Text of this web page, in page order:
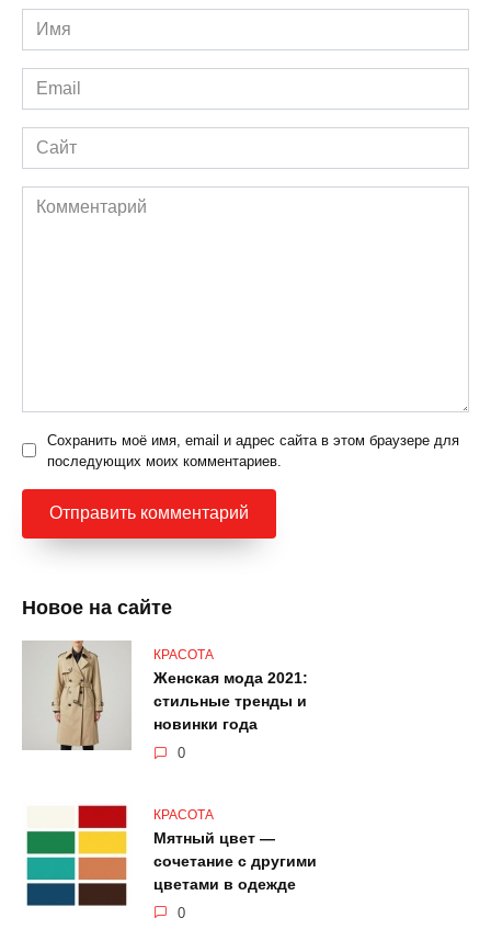
Имя
*
Email
*
Сайт
Комментарий
Сохранить моё имя, email и адрес сайта в этом браузере для
последующих моих комментариев.
Новое на сайте
КРАСОТА
Женская мода 2021:
стильные тренды и
новинки года
0
КРАСОТА
Мятный цвет —
сочетание с другими
цветами в одежде
0